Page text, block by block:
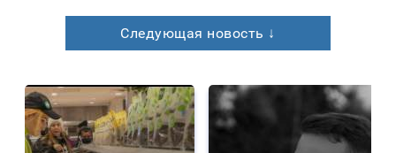
Следующая новость ↓